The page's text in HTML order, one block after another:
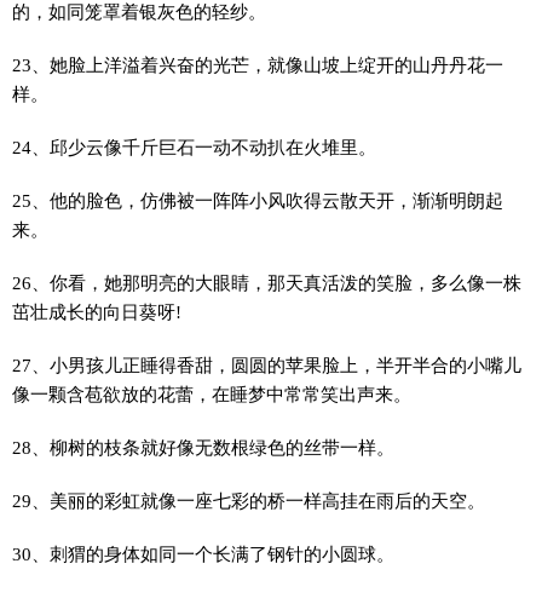
的，如同笼罩着银灰色的轻纱。
23、她脸上洋溢着兴奋的光芒，就像山坡上绽开的山丹丹花一
样。
24、邱少云像千斤巨石一动不动扒在火堆里。
25、他的脸色，仿佛被一阵阵小风吹得云散天开，渐渐明朗起
来。
26、你看，她那明亮的大眼睛，那天真活泼的笑脸，多么像一株
茁壮成长的向日葵呀!
27、小男孩儿正睡得香甜，圆圆的苹果脸上，半开半合的小嘴儿
像一颗含苞欲放的花蕾，在睡梦中常常笑出声来。
28、柳树的枝条就好像无数根绿色的丝带一样。
29、美丽的彩虹就像一座七彩的桥一样高挂在雨后的天空。
30、刺猬的身体如同一个长满了钢针的小圆球。